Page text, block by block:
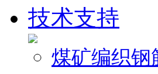
技术支持
煤矿编织钢